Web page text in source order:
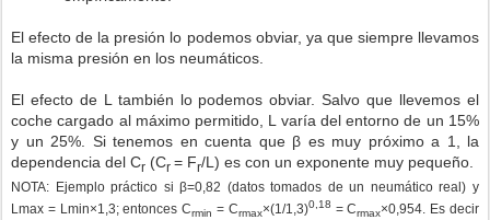
El efecto de la presión lo podemos obviar, ya que siempre llevamos
la misma presión en los neumáticos.
El efecto de L también lo podemos obviar. Salvo que llevemos el
coche cargado al máximo permitido, L varía del entorno de un 15%
y un 25%. Si tenemos en cuenta que β es muy próximo a 1, la
dependencia del Cr (Cr = Fr/L) es con un exponente muy pequeño.
NOTA: Ejemplo práctico si β=0,82 (datos tomados de un neumático real) y
Lmax = Lmin×1,3; entonces Crmin = Crmax×(1/1,3)0,18 = Crmax×0,954. Es decir